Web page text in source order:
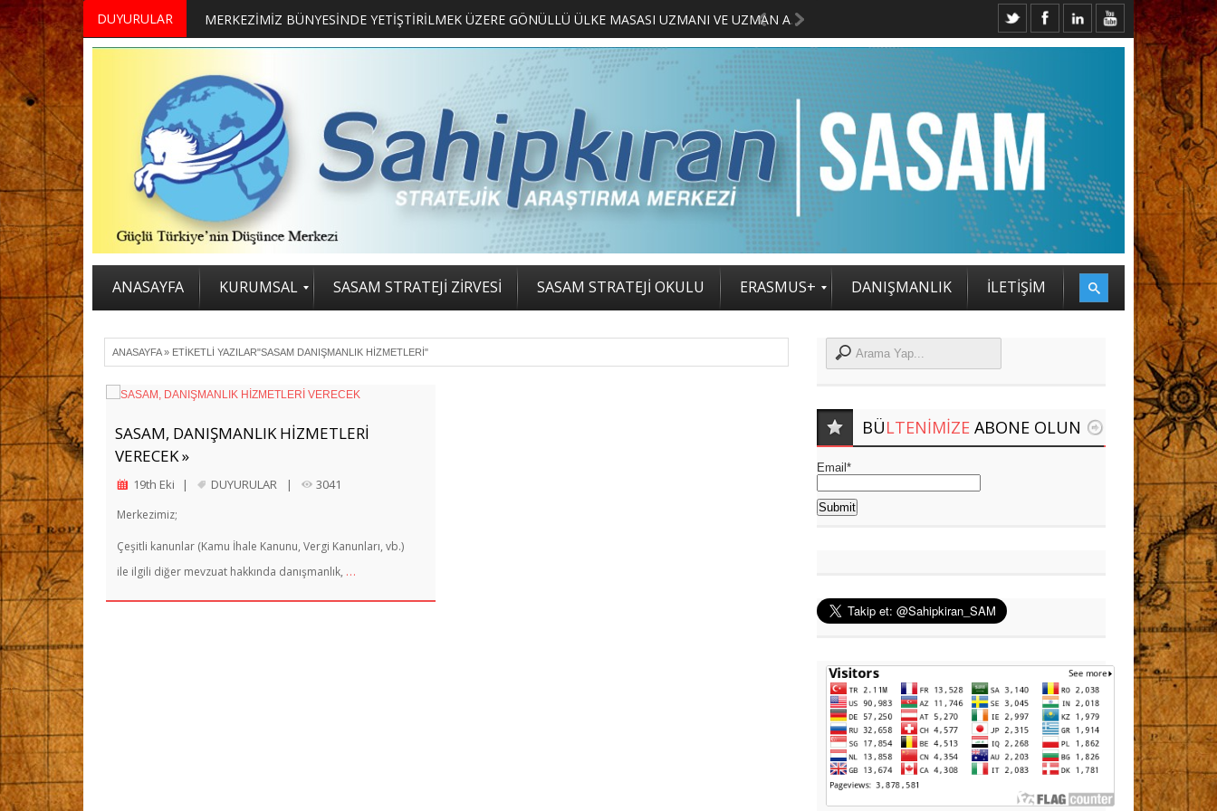
DUYURULAR MERKEZİMİZ BÜNYESİNDE YETİŞTİRİLMEK ÜZERE GÖNÜLLÜ ÜLKE MASASI UZMANI VE UZMAN ADAYLARI ARIYORUZ 2. SASAM STRATEJİ ZİRVESİ KATILIMCILARI BELLİ OLDU
ANASAYFA KURUMSAL SASAM STRATEJİ ZİRVESİ SASAM STRATEJİ OKULU ERASMUS+ DANIŞMANLIK İLETİŞİM
ANASAYFA» ETIKETLI YAZILAR"SASAM DANIŞMANLIK HIZMETLERI"
SASAM, DANIŞMANLIK HİZMETLERİ
VERECEK »
19th Eki | DUYURULAR | 3041
Merkezimiz;
Çeşitli kanunlar (Kamu İhale Kanunu, Vergi Kanunları, vb.)
ile ilgili diğer mevzuat hakkında danışmanlık, …
BÜLTENIMIZEABONE OLUN
Email*